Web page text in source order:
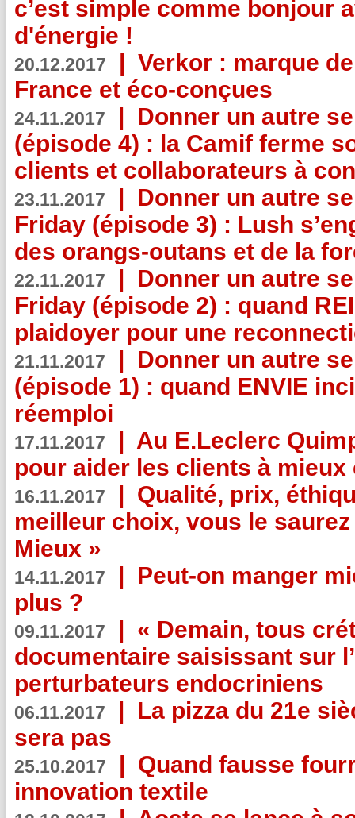
c’est simple comme bonjour
d'énergie !
20.12.2017 | Verkor : marque
France et éco-conçues
24.11.2017 | Donner un autre
(épisode 4) : la Camif ferme
clients et collaborateurs à
23.11.2017 | Donner un autre
Friday (épisode 3) : Lush
des orangs-outans et de la
22.11.2017 | Donner un autre
Friday (épisode 2) : quand
plaidoyer pour une
21.11.2017 | Donner un autre
(épisode 1) : quand ENVIE
réemploi
17.11.2017 | Au E.Leclerc
pour aider les clients à
16.11.2017 | Qualité, prix,
meilleur choix, vous le
Mieux »
14.11.2017 | Peut-on manger
plus ?
09.11.2017 | « Demain, tous
documentaire saisissant sur
perturbateurs endocriniens
06.11.2017 | La pizza du 21e
sera pas
25.10.2017 | Quand fausse
innovation textile